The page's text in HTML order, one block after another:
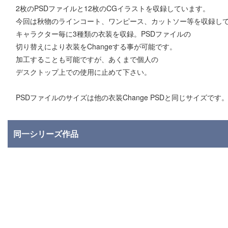
2枚のPSDファイルと12枚のCGイラストを収録しています。
今回は秋物のラインコート、ワンピース、カットソー等を収録して
キャラクター毎に3種類の衣装を収録。PSDファイルの
切り替えにより衣装をChangeする事が可能です。
加工することも可能ですが、あくまで個人の
デスクトップ上での使用に止めて下さい。
PSDファイルのサイズは他の衣装Change PSDと同じサイズです。
同一シリーズ作品